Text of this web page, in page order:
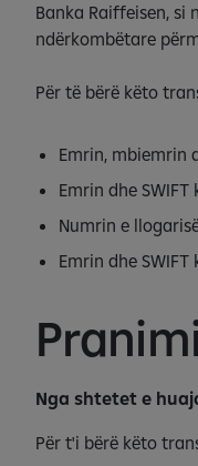
Banka Raiffeisen,
ndërkombëtare
Për të bërë këto
Emrin, mbiemrin
Emrin dhe
Numrin e
Emrin dhe
Nga shtetet e
Për t'i bërë këto